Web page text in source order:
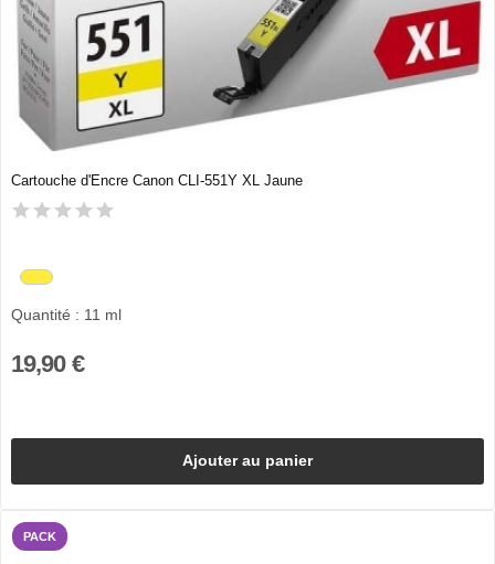
Cartouche d'Encre Canon CLI-551Y XL Jaune
Quantité : 11 ml
19,90 €
Ajouter au panier
PACK